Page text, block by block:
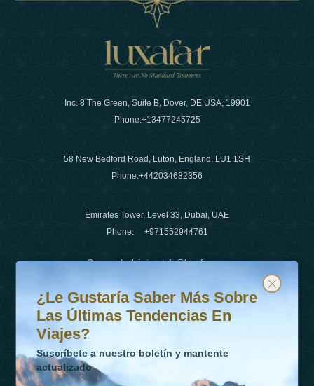
Inc. 8 The Green, Suite B, Dover, DE USA, 19901
Phone:+13477245725
58 New Bedford Road, Luton, England, LU1 1SH
Phone:+442034682356
Emirates Tower, Level 33, Dubai, UAE
Phone: +971552944761
Correo electrónico:info@luxafar.com
Número de WhatsApp
+442034682356
+971552944761
¿Le gustaría saber más sobre las últimas tendencias en
Suscríbete a nuestro boletín y mantente actualizado
¿Le Gustaría Saber Más Sobre
Las Últimas Tendencias En
Viajes?
Suscríbete a nuestro boletín y mantente
actualizado